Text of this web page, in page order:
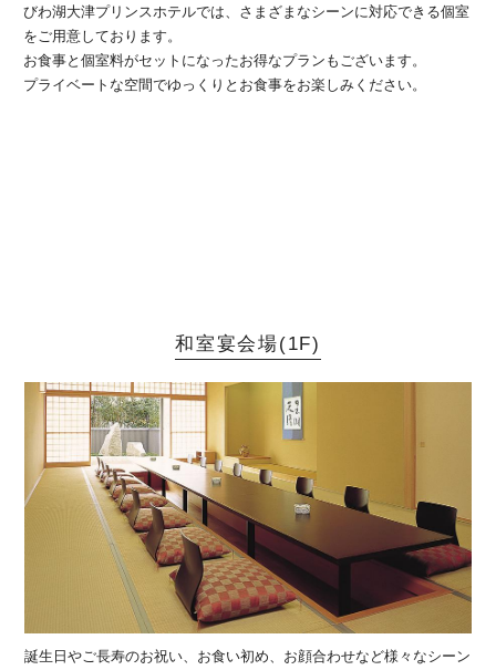
びわ湖大津プリンスホテルでは、さまざまなシーンに対応できる個室
をご用意しております。
お食事と個室料がセットになったお得なプランもございます。
プライベートな空間でゆっくりとお食事をお楽しみください。
和室宴会場(1F)
誕生日やご長寿のお祝い、お食い初め、お顔合わせなど様々なシーン